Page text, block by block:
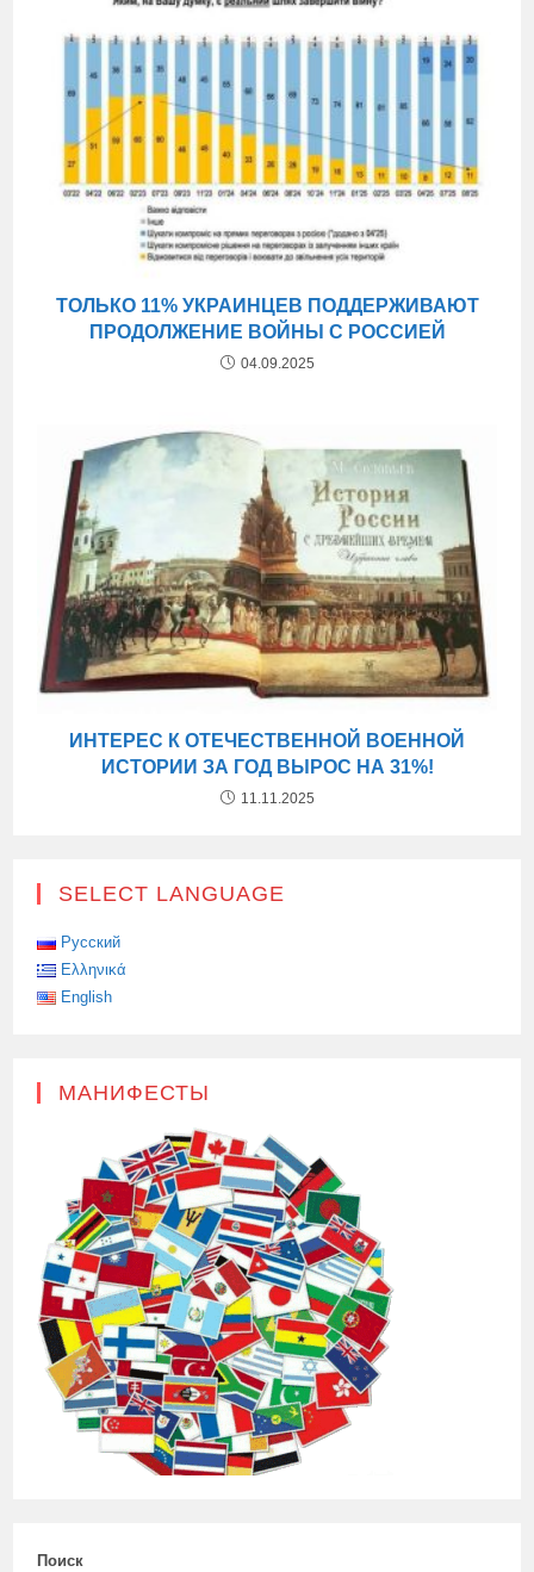
ТОЛЬКО 11% УКРАИНЦЕВ ПОДДЕРЖИВАЮТ
ПРОДОЛЖЕНИЕ ВОЙНЫ С РОССИЕЙ
04.09.2025
ИНТЕРЕС К ОТЕЧЕСТВЕННОЙ ВОЕННОЙ
ИСТОРИИ ЗА ГОД ВЫРОС НА 31%!
11.11.2025
SELECT LANGUAGE
Русский
Ελληνικά
English
МАНИФЕСТЫ
Поиск